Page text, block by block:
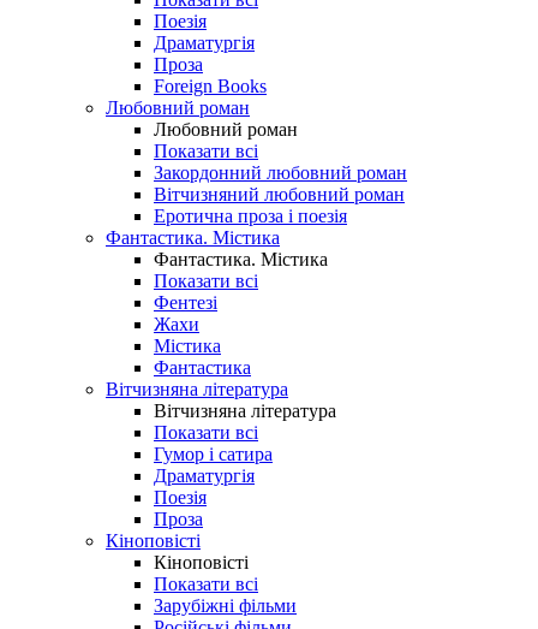
Поезія
Драматургія
Проза
Foreign Books
Любовний роман
Любовний роман
Показати всі
Закордонний любовний роман
Вітчизняний любовний роман
Еротична проза і поезія
Фантастика. Містика
Фантастика. Містика
Показати всі
Фентезі
Жахи
Містика
Фантастика
Вітчизняна література
Вітчизняна література
Показати всі
Гумор і сатира
Драматургія
Поезія
Проза
Кіноповісті
Кіноповісті
Показати всі
Зарубіжні фільми